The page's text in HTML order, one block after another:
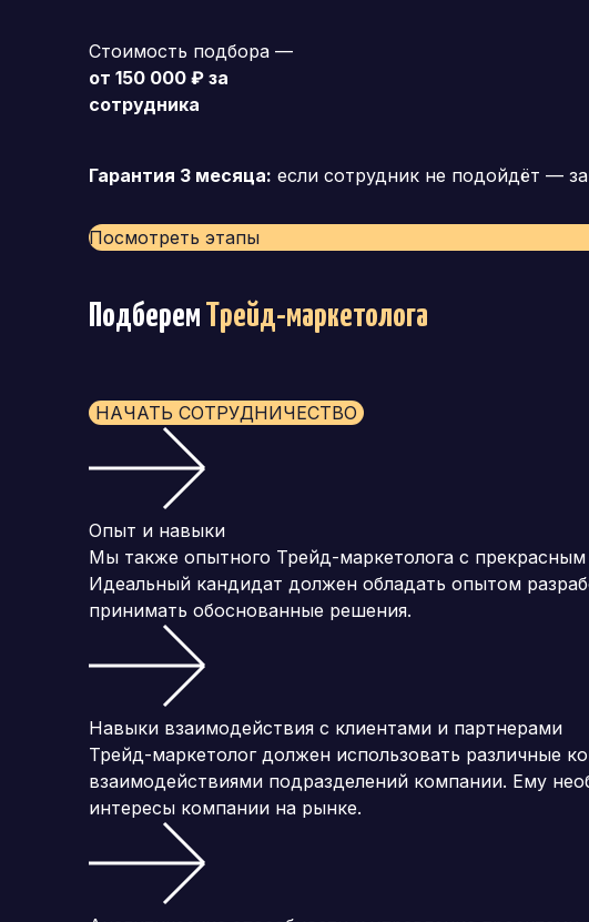
Стоимость подбора —
от 150 000 ₽ за
сотрудника
Гарантия 3 месяца: если сотрудник не подойдёт —
Посмотреть этапы
Подберем Трейд-маркетолога
НАЧАТЬ СОТРУДНИЧЕСТВО
Опыт и навыки
Мы также опытного Трейд-маркетолога с
Идеальный кандидат должен обладать опытом
принимать обоснованные решения.
Навыки взаимодействия с клиентами и партнерами
Трейд-маркетолог должен использовать различные
взаимодействиями подразделений компании. Ему
интересы компании на рынке.